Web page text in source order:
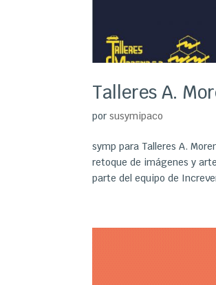
Talleres A.
porsusymipaco
symp para Talleres A.
retoque de imágenes y
parte del equipo de